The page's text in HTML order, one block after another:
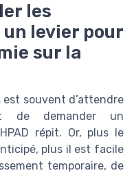
les
levier pour
sur la
souvent d’attendre
de demander un
répit. Or, plus le
plus il est facile
temporaire, de